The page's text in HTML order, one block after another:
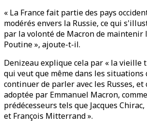
« La France fait partie des pays
modérés envers la Russie, ce qui
par la volonté de Macron de maintenir
Poutine », ajoute-t-il.
Denizeau explique cela par « la vieille
qui veut que même dans les situations
continuer de parler avec les Russes, et
adoptée par Emmanuel Macron,
prédécesseurs tels que Jacques
et François Mitterrand ».